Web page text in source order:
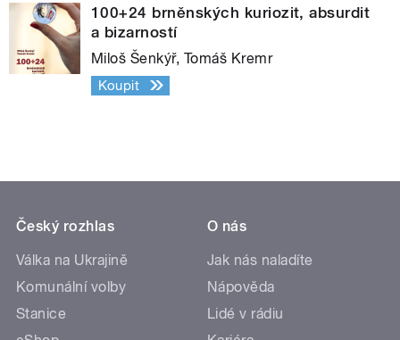
100+24 brněnských kuriozit, absurdit
a bizarností
Miloš Šenkýř, Tomáš Kremr
Koupit
Český rozhlas
Válka na Ukrajině
Komunální volby
Stanice
O nás
Jak nás naladíte
Nápověda
Lidé v rádiu